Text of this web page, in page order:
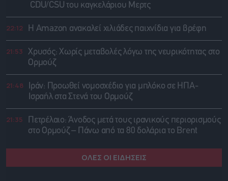
CDU/CSU του καγκελάριου Μερτς
22:12 Η Amazon ανακαλεί χιλιάδες παιχνίδια για βρέφη
21:53
Χρυσός: Χωρίς μεταβολές λόγω της νευρικότητας στο
Ορμούζ
21:48
Ιράν: Προωθεί νομοσχέδιο για μπλόκο σε ΗΠΑ-
Ισραήλ στα Στενά του Ορμούζ
21:35
Πετρέλαιο: Άνοδος μετά τους ιρανικούς περιορισμούς
στο Ορμούζ – Πάνω από τα 80 δολάρια το Brent
ΟΛΕΣ ΟΙ ΕΙΔΗΣΕΙΣ